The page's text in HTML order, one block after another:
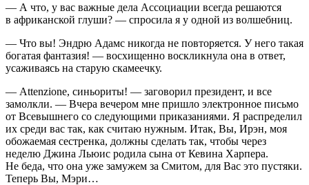
— А что, у вас важные дела Ассоциации всегда решаются
в африканской глуши? — спросила я у одной из волшебниц.
— Что вы! Эндрю Адамс никогда не повторяется. У него такая
богатая фантазия! — восхищенно воскликнула она в ответ,
усаживаясь на старую скамеечку.
— Аttenzione, синьориты! — заговорил президент, и все
замолкли. — Вчера вечером мне пришло электронное письмо
от Всевышнего со следующими приказаниями. Я распределил
их среди вас так, как считаю нужным. Итак, Вы, Ирэн, моя
обожаемая сестренка, должны сделать так, чтобы через
неделю Джина Льюис родила сына от Кевина Харпера.
Не беда, что она уже замужем за Смитом, для Вас это пустяки.
Теперь Вы, Мэри…